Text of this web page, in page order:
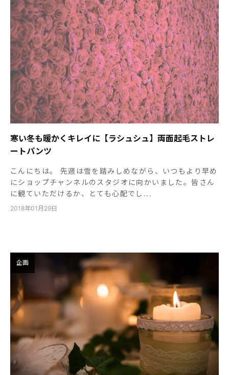
寒い冬も暖かくキレイに【ラシュシュ】両面起毛ストレ
ートパンツ
こんにちは。 先週は雪を踏みしめながら、いつもより早め
にショップチャンネルのスタジオに向かいました。皆さん
に観ていただけるか、とても心配でし...
2018年01月29日
企画